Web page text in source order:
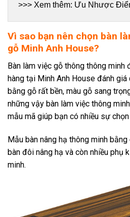
>>> Xem thêm: Ưu Nhược
Vì sao bạn nên chọn bàn
gỗ Minh Anh House?
Bàn làm việc gỗ thông thông minh
hàng tại Minh Anh House đánh
bằng gỗ rất bền, màu gỗ sang
những vậy bàn làm việc thông
mẫu mã giúp bạn có nhiều sự chọn
Mẫu bàn nâng hạ thông minh
bàn đôi nâng hạ và còn nhiều phụ
minh.